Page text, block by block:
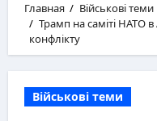
Главная
Військові теми
Трамп на саміті НАТО в
конфлікту
Військові теми